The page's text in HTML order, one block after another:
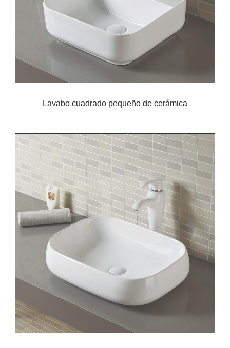
Lavabo cuadrado pequeño de cerámica